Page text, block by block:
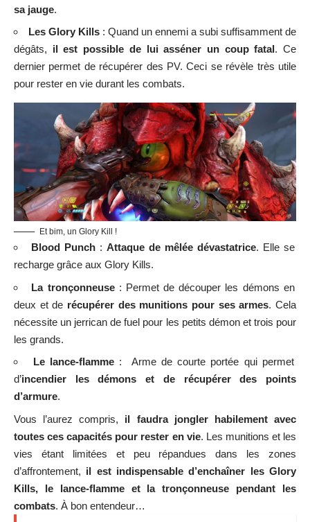
sa jauge.
Les Glory Kills : Quand un ennemi a subi suffisamment de
dégâts, il est possible de lui asséner un coup fatal. Ce
dernier permet de récupérer des PV. Ceci se révèle très utile
pour rester en vie durant les combats.
Et bim, un Glory Kill !
Blood Punch : Attaque de mêlée dévastatrice. Elle se
recharge grâce aux Glory Kills.
La tronçonneuse: Permet de découper les démons en
deux et de récupérer des munitions pour ses armes. Cela
nécessite un jerrican de fuel pour les petits démon et trois pour
les grands.
Le lance-flamme: Arme de courte portée qui permet
d’incendier les démons et de récupérer des points
d’armure.
Vous l’aurez compris, il faudra jongler habilement avec
toutes ces capacités pour rester en vie. Les munitions et les
vies étant limitées et peu répandues dans les zones
d’affrontement, il est indispensable d’enchaîner les Glory
Kills, le lance-flamme et la tronçonneuse pendant les
combats. À bon entendeur…